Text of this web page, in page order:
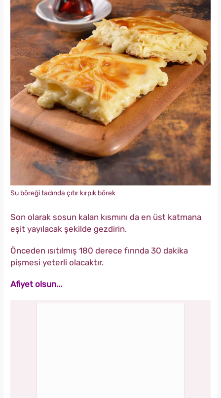
Su böreği tadında çıtır kırpık börek
Son olarak sosun kalan kısmını da en üst katmana
eşit yayılacak şekilde gezdirin.
Önceden ısıtılmış 180 derece fırında 30 dakika
pişmesi yeterli olacaktır.
Afiyet olsun...